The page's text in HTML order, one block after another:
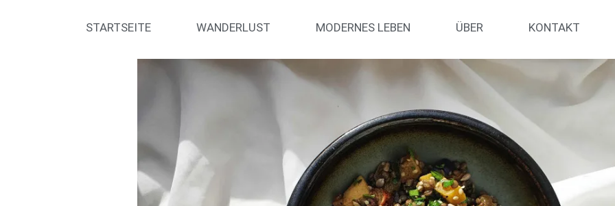
STARTSEITE WANDERLUST MODERNES LEBEN ÜBER KONTAKT